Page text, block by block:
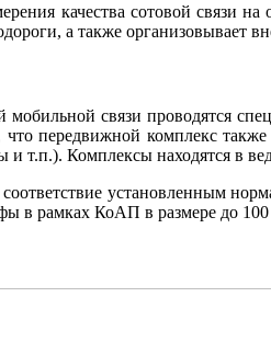
качества сотовой связи
а также организовывает
мобильной связи проводятся
что передвижной комплекс
т.п.). Комплексы находятся в
установленным
в рамках КоАП в размере до